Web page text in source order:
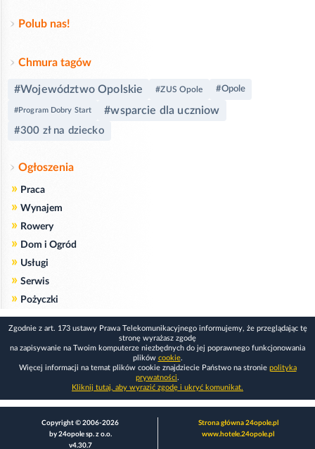
Polub nas!
Chmura tagów
#Województwo Opolskie #ZUS Opole #Opole
#Program Dobry Start #wsparcie dla uczniow
#300 zł na dziecko
Ogłoszenia
» Praca
» Wynajem
» Rowery
» Dom i Ogród
» Usługi
» Serwis
» Pożyczki
Zgodnie z art. 173 ustawy Prawa Telekomunikacyjnego informujemy, że przeglądając tę
stronę wyrażasz zgodę
na zapisywanie na Twoim komputerze niezbędnych do jej poprawnego funkcjonowania
plików cookie.
Więcej informacji na temat plików cookie znajdziecie Państwo na stronie polityka
prywatności.
Kliknij tutaj, aby wyrazić zgodę i ukryć komunikat.
Copyright © 2006-2026
by 24opole sp. z o.o.
v4.30.7
Strona główna 24opole.pl
www.hotele.24opole.pl